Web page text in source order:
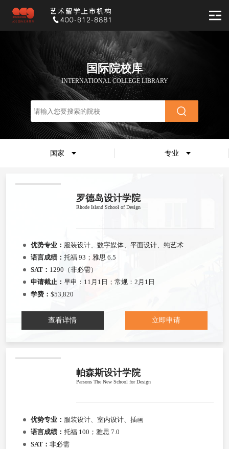
国际院校库
INTERNATIONAL COLLEGE LIBRARY
国家 专业
罗德岛设计学院
Rhode Island School of Design
优势专业： 服装设计、数字媒体、平面设计、纯艺术
语言成绩： 托福 93；雅思 6.5
SAT： 1290（非必需）
申请截止： 早申：11月1日；常规：2月1日
学费： $53,820
查看详情 立即申请
帕森斯设计学院
Parsons The New School for Design
优势专业： 服装设计、室内设计、插画
语言成绩： 托福 100；雅思 7.0
SAT： 非必需